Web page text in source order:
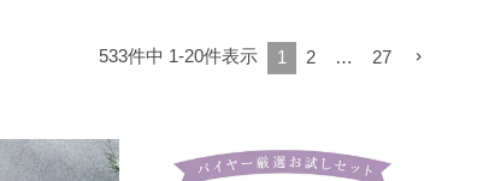
533件中 1-20件表示 1 2 … 27